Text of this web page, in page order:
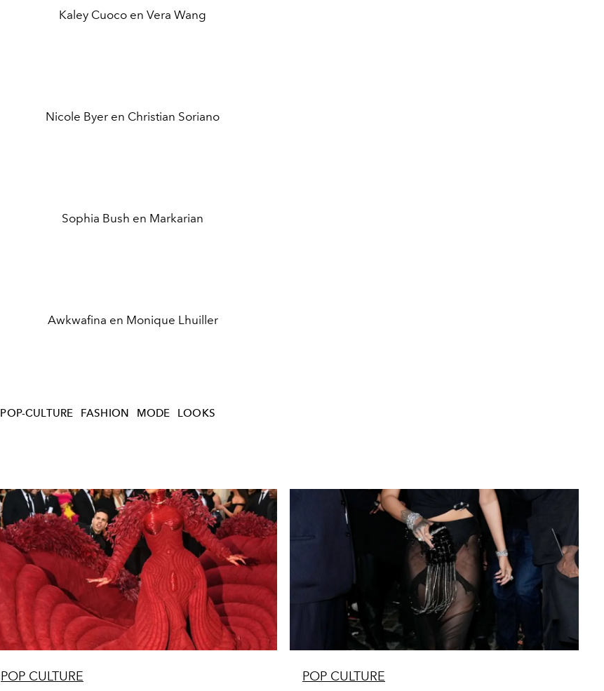
Kaley Cuoco en Vera Wang
Nicole Byer en Christian Soriano
Sophia Bush en Markarian
Awkwafina en Monique Lhuiller
POP-CULTURE FASHION MODE LOOKS
POP CULTURE POP CULTURE